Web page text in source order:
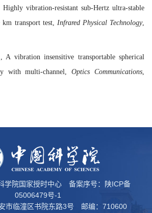
vibration-resistant sub-Hertz ultra-stable
km transport test, Infrared Physical Technology,
vibration insensitive transportable spherical
with multi-channel,Optics Communications,
学院国家授时中心 备案序号：
陕ICP备
05006479号-1
市临潼区书院东路3号 邮编：710600